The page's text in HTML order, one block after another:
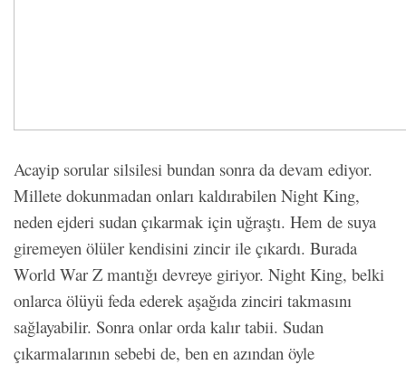
Acayip sorular silsilesi bundan sonra da devam ediyor.
Millete dokunmadan onları kaldırabilen Night King,
neden ejderi sudan çıkarmak için uğraştı. Hem de suya
giremeyen ölüler kendisini zincir ile çıkardı. Burada
World War Z mantığı devreye giriyor. Night King, belki
onlarca ölüyü feda ederek aşağıda zinciri takmasını
sağlayabilir. Sonra onlar orda kalır tabii. Sudan
çıkarmalarının sebebi de, ben en azından öyle